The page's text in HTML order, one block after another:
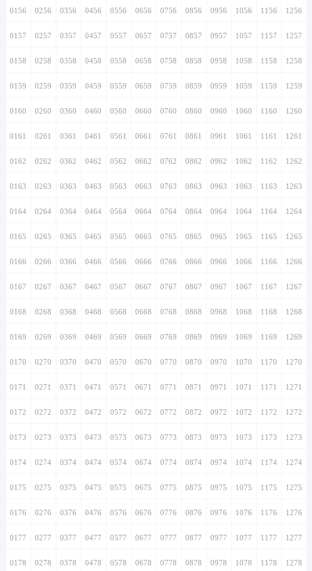
0156 0256 0356 0456 0556 0656 0756 0856 0956 1056 1156 1256
0157 0257 0357 0457 0557 0657 0757 0857 0957 1057 1157 1257
0158 0258 0358 0458 0558 0658 0758 0858 0958 1058 1158 1258
0159 0259 0359 0459 0559 0659 0759 0859 0959 1059 1159 1259
0160 0260 0360 0460 0560 0660 0760 0860 0960 1060 1160 1260
0161 0261 0361 0461 0561 0661 0761 0861 0961 1061 1161 1261
0162 0262 0362 0462 0562 0662 0762 0862 0962 1062 1162 1262
0163 0263 0363 0463 0563 0663 0763 0863 0963 1063 1163 1263
0164 0264 0364 0464 0564 0664 0764 0864 0964 1064 1164 1264
0165 0265 0365 0465 0565 0665 0765 0865 0965 1065 1165 1265
0166 0266 0366 0466 0566 0666 0766 0866 0966 1066 1166 1266
0167 0267 0367 0467 0567 0667 0767 0867 0967 1067 1167 1267
0168 0268 0368 0468 0568 0668 0768 0868 0968 1068 1168 1268
0169 0269 0369 0469 0569 0669 0769 0869 0969 1069 1169 1269
0170 0270 0370 0470 0570 0670 0770 0870 0970 1070 1170 1270
0171 0271 0371 0471 0571 0671 0771 0871 0971 1071 1171 1271
0172 0272 0372 0472 0572 0672 0772 0872 0972 1072 1172 1272
0173 0273 0373 0473 0573 0673 0773 0873 0973 1073 1173 1273
0174 0274 0374 0474 0574 0674 0774 0874 0974 1074 1174 1274
0175 0275 0375 0475 0575 0675 0775 0875 0975 1075 1175 1275
0176 0276 0376 0476 0576 0676 0776 0876 0976 1076 1176 1276
0177 0277 0377 0477 0577 0677 0777 0877 0977 1077 1177 1277
0178 0278 0378 0478 0578 0678 0778 0878 0978 1078 1178 1278